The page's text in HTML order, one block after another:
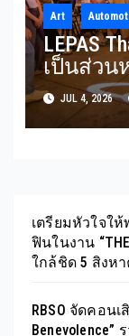
Art
LEPAS
เป็นส่วน
การผสา
และไลฟ์
JUL 4, 2026
เตรียมหัวใจใ
ฟินในงาน
ใกล้ชิด 5 สิงห
RBSO จัดคอนเ